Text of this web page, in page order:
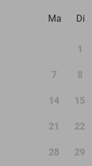
Ma
Di
1
7 8
14 15
21 22
28 29